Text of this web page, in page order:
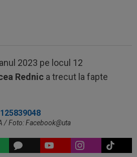
2023 pe locul 12
Rednic a trecut la fapte
/ Foto: Facebook@uta